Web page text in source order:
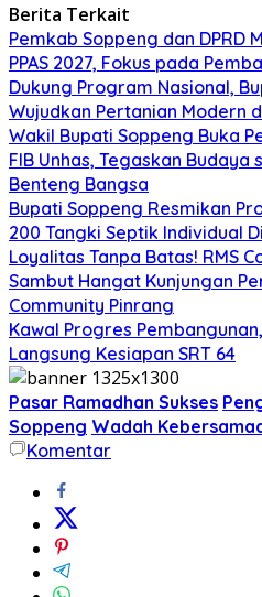
Berita Terkait
Pemkab Soppeng dan DPRD
PPAS 2027, Fokus pada
Dukung Program Nasional,
Wujudkan Pertanian Modern
Wakil Bupati Soppeng Buka
FIB Unhas, Tegaskan
Benteng Bangsa
Bupati Soppeng Resmikan
200 Tangki Septik Individual
Loyalitas Tanpa Batas! RMS
Sambut Hangat Kunjungan
Community Pinrang
Kawal Progres
Langsung Kesiapan SRT 64
Pasar Ramadhan Sukses
Soppeng Wadah
Komentar